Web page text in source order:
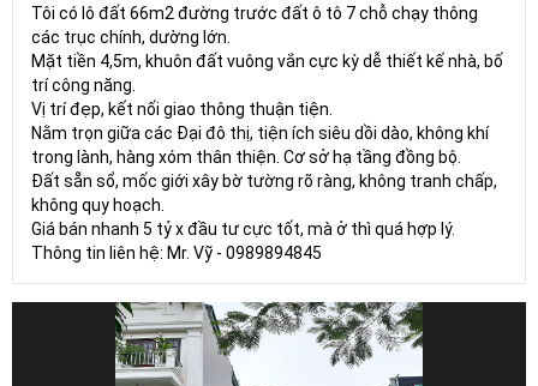
Tôi có lô đất 66m2 đường trước đất ô tô 7 chỗ chạy thông
các trục chính, dường lớn.
Mặt tiền 4,5m, khuôn đất vuông vắn cực kỳ dễ thiết kế nhà, bố
trí công năng.
Vị trí đẹp, kết nối giao thông thuận tiện.
Nằm trọn giữa các Đại đô thị, tiện ích siêu dồi dào, không khí
trong lành, hàng xóm thân thiện. Cơ sở hạ tầng đồng bộ.
Đất sẵn sổ, mốc giới xây bờ tường rõ ràng, không tranh chấp,
không quy hoạch.
Giá bán nhanh 5 tỷ x đầu tư cực tốt, mà ở thì quá hợp lý.
Thông tin liên hệ: Mr. Vỹ - 0989894845